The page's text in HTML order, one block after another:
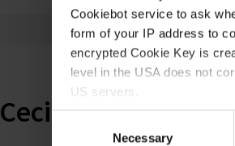
Cookiebot service to ask
form of your IP address to
encrypted Cookie Key is
level in the USA does not
US servers.
For more information on
Necessary
GL 63
Ceci pourrait